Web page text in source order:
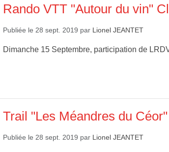
Rando VTT "Autour du vin"
Publiée le 28 sept. 2019 par Lionel JEANTET
Dimanche 15 Septembre, participation de
Trail "Les Méandres du
Publiée le 28 sept. 2019 par Lionel JEANTET